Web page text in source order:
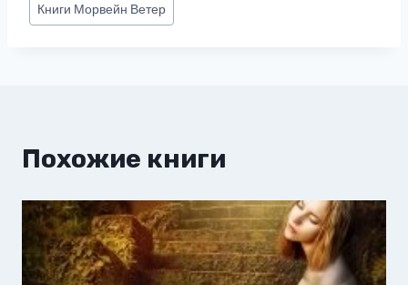
записи:
Книги Морвейн Ветер
Похожие книги